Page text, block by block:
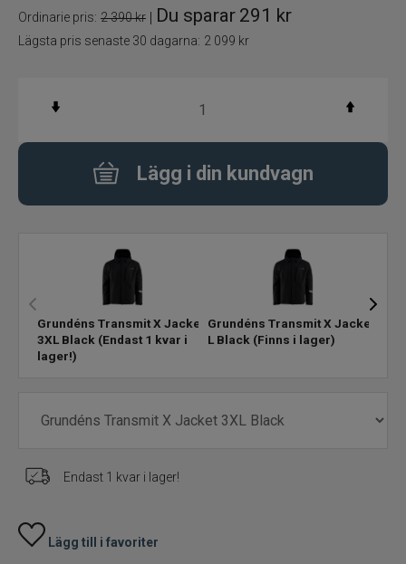
Stövlar+kängor
Vadarpaket
Specimenfiske
Varumärken
Ordinarie pris: 2 390 kr | Du sparar 291 kr
Lägsta pris senaste 30 dagarna: 2 099 kr
Lägg i din kundvagn
Grundéns Transmit X Jacket
3XL Black (Endast 1 kvar i
lager!)
Grundéns Transmit X Jacket
L Black (Finns i lager)
Endast 1 kvar i lager!
Lägg till i favoriter